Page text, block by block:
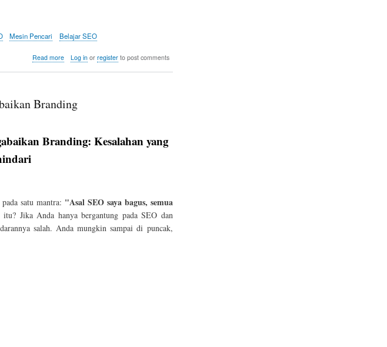
Mesin Pencari Belajar SEO
Read more about
pada
Log in orregister to post comments
Branding
Branding: Kesalahan yang
satu mantra: "Asal SEO saya bagus, semua
itu? Jika Anda hanya bergantung pada SEO dan
salah. Anda mungkin sampai di puncak,